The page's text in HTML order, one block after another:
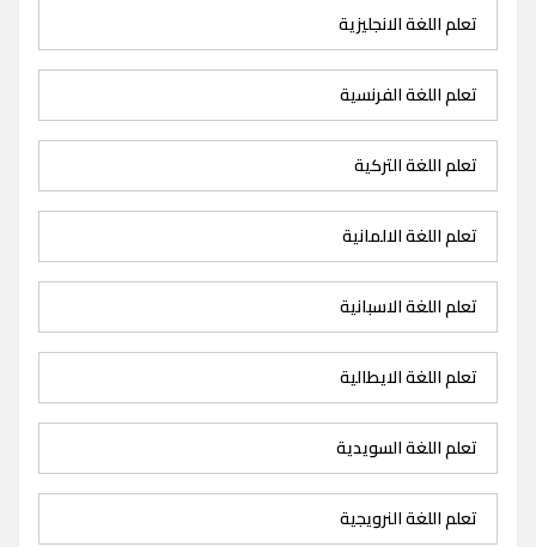
تعلم اللغة الانجليزية
تعلم اللغة الفرنسية
تعلم اللغة التركية
تعلم اللغة الالمانية
تعلم اللغة الاسبانية
تعلم اللغة الايطالية
تعلم اللغة السويدية
تعلم اللغة النرويجية